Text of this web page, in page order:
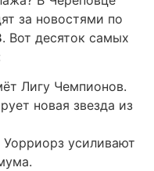
за новостями по
. Вот десяток самых
Лигу Чемпионов.
новая звезда из
Уорриорз усиливают